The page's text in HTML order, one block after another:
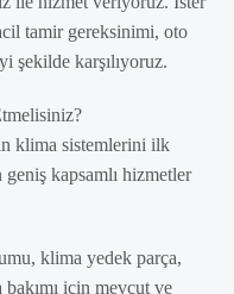
tamir gereksinimi, oto
şekilde karşılıyoruz.
klima sistemlerini ilk
kapsamlı hizmetler
klima yedek parça,
için mevcut ve